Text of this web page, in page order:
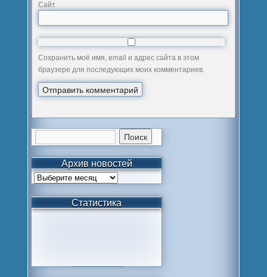
Сайт
Сохранить моё имя, email и адрес сайта в этом
браузере для последующих моих комментариев.
Архив новостей
Статистика